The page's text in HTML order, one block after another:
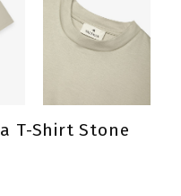
T-Shirt Stone